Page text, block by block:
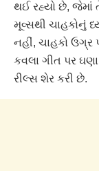
થઈ રહ્યો છે, જેમાં
મૂવ્સથી ચાહકોનું
નહીં, ચાહકો ઉગ્ર
કવલા ગીત પર
રીલ્સ શેર કરી છે.